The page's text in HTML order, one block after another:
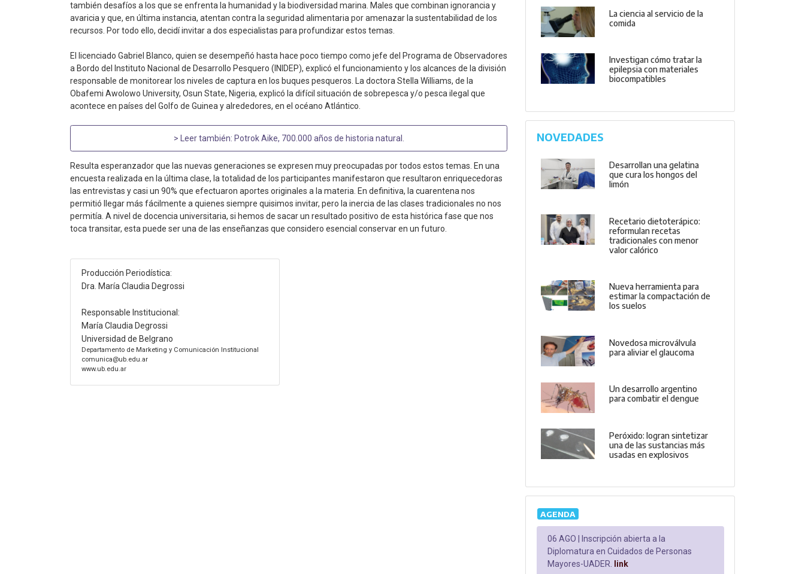
también desafíos a los que se enfrenta la humanidad y la biodiversidad marina. Males que combinan ignorancia y
avaricia y que, en última instancia, atentan contra la seguridad alimentaria por amenazar la sustentabilidad de los
recursos. Por todo ello, decidí invitar a dos especialistas para profundizar estos temas.
El licenciado Gabriel Blanco, quien se desempeñó hasta hace poco tiempo como jefe del Programa de Observadores
a Bordo del Instituto Nacional de Desarrollo Pesquero (INIDEP), explicó el funcionamiento y los alcances de la división
responsable de monitorear los niveles de captura en los buques pesqueros. La doctora Stella Williams, de la
Obafemi Awolowo University, Osun State, Nigeria, explicó la difícil situación de sobrepesca y/o pesca ilegal que
acontece en países del Golfo de Guinea y alrededores, en el océano Atlántico.
> Leer también: Potrok Aike, 700.000 años de historia natural
Resulta esperanzador que las nuevas generaciones se expresen muy preocupadas por todos estos temas. En una
encuesta realizada en la última clase, la totalidad de los participantes manifestaron que resultaron enriquecedoras
las entrevistas y casi un 90% que efectuaron aportes originales a la materia. En definitiva, la cuarentena nos
permitió llegar más fácilmente a quienes siempre quisimos invitar, pero la inercia de las clases tradicionales no nos
permitía. A nivel de docencia universitaria, si hemos de sacar un resultado positivo de esta histórica fase que nos
toca transitar, esta puede ser una de las enseñanzas que considero esencial conservar en un futuro.
Producción Periodística:
Dra. María Claudia Degrossi
Responsable Institucional:
María Claudia Degrossi
Universidad de Belgrano
Departamento de Marketing y Comunicación Institucional
comunica@ub.edu.ar
www.ub.edu.ar
La ciencia al servicio de la
comida
Investigan cómo tratar la
epilepsia con materiales
biocompatibles
NOVEDADES
Desarrollan una gelatina
que cura los hongos del
limón
Recetario dietoterápico:
reformulan recetas
tradicionales con menor
valor calórico
Nueva herramienta para
estimar la compactación de
los suelos
Novedosa microválvula
para aliviar el glaucoma
Un desarrollo argentino
para combatir el dengue
Peróxido: logran sintetizar
una de las sustancias más
usadas en explosivos
AGENDA
06 AGO |
Inscripción abierta a la
Diplomatura en Cuidados de Personas
Mayores-UADER.
link